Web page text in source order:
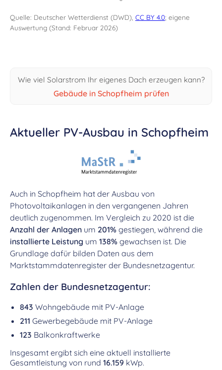
Quelle: Deutscher Wetterdienst (DWD), CC BY 4.0; eigene
Auswertung (Stand: Februar 2026)
Wie viel Solarstrom Ihr eigenes Dach erzeugen kann?
Gebäude in Schopfheim prüfen
Aktueller PV-Ausbau in Schopfheim
Auch in Schopfheim hat der Ausbau von
Photovoltaikanlagen in den vergangenen Jahren
deutlich zugenommen. Im Vergleich zu 2020 ist die
Anzahl der Anlagen um 201% gestiegen, während die
installierte Leistung um 138% gewachsen ist. Die
Grundlage dafür bilden Daten aus dem
Marktstammdatenregister der Bundesnetzagentur.
Zahlen der Bundesnetzagentur:
843 Wohngebäude mit PV-Anlage
211 Gewerbegebäude mit PV-Anlage
123 Balkonkraftwerke
Insgesamt ergibt sich eine aktuell installierte
Gesamtleistung von rund 16.159 kWp.